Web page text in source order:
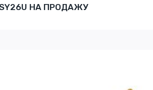
НА ПРОДАЖУ